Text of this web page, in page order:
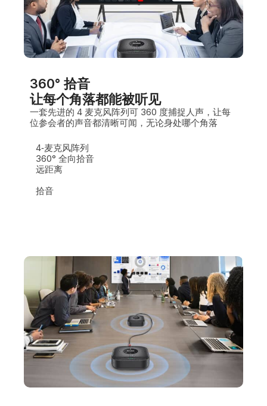
360° 拾音
让每个角落都能被听见
一套先进的 4 麦克风阵列可 360 度捕捉人声，让每
位参会者的声音都清晰可闻，无论身处哪个角落
4‑麦克风阵列
360° 全向拾音
远距离
拾音